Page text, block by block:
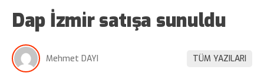
Dap İzmir satışa sunuldu
Mehmet DAYI TÜM YAZILARI